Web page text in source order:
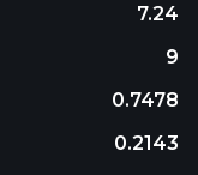
7.24
9
0.7478
0.2143